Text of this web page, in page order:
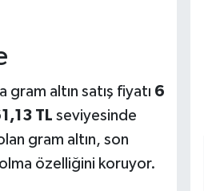
altın satış fiyatı 6
TL seviyesinde
gram altın, son
özelliğini koruyor.